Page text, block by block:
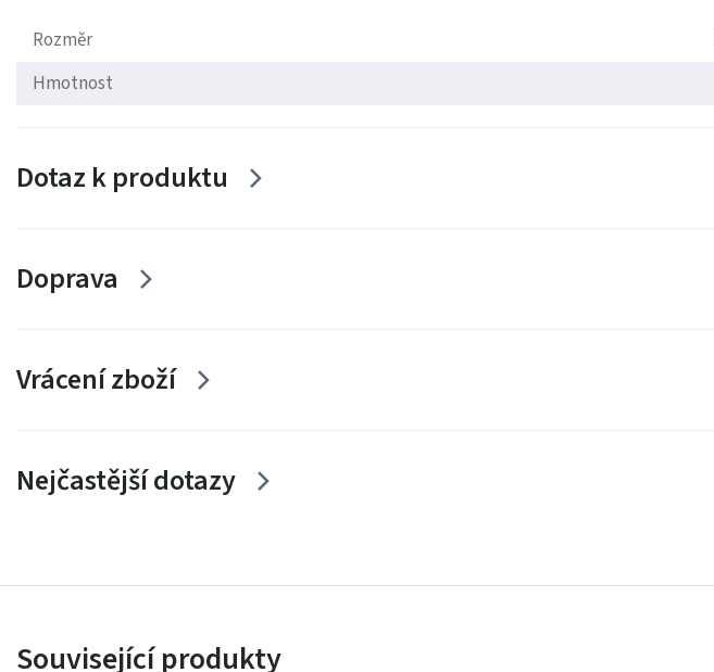
Rozměr
Hmotnost
Dotaz k produktu
Doprava
Vrácení zboží
Nejčastější dotazy
Související produkty